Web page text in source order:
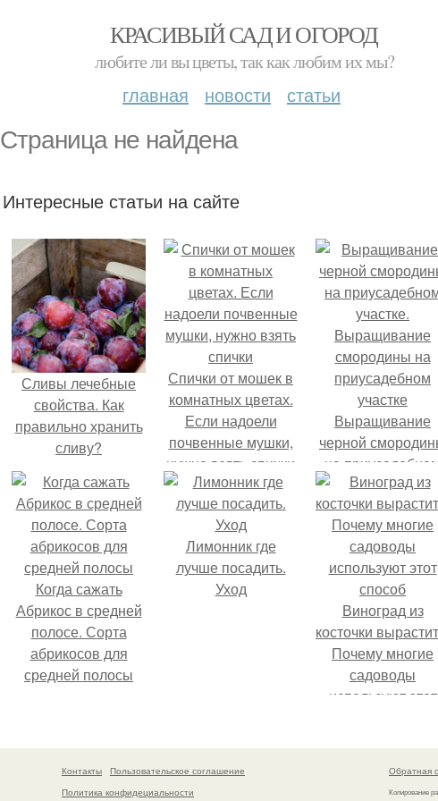
КРАСИВЫЙ САД И ОГОРОД
любите ли вы цветы, так как любим их мы?
главная новости статьи
Страница не найдена
Интересные статьи на сайте
Сливы лечебные
свойства. Как
правильно хранить
сливу?
Спички от мошек в
комнатных цветах.
Если надоели
почвенные мушки,
нужно взять спички
Выращивание
черной
на
участке.
Выращивание
смородины на
приусадебном
участке
Когда сажать
Абрикос в средней
полосе. Сорта
абрикосов для
средней полосы
Лимонник где
лучше посадить.
Уход
Виноград из
косточки
Почему многие
садоводы
используют этот
Контакты
Пользовательское соглашение
Политика конфидециальности
Обратная
Копирование